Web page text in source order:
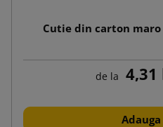
Cutie din carton maro
de la 4,31